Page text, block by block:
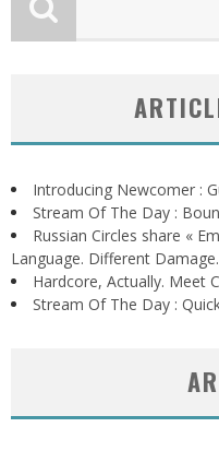
Introducing Newcomer :
Stream Of The Day :
Russian Circles share «
Language. Different Damage.
Hardcore, Actually. Meet
Stream Of The Day :